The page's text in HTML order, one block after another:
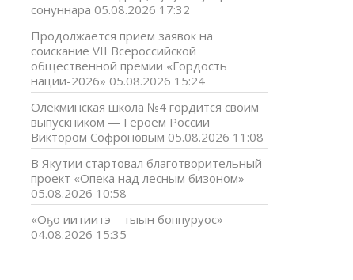
сонуннара 05.08.2026 17:32
Продолжается прием заявок на
соискание VII Всероссийской
общественной премии «Гордость
нации-2026» 05.08.2026 15:24
Олекминская школа №4 гордится своим
выпускником — Героем России
Виктором Софроновым 05.08.2026 11:08
В Якутии стартовал благотворительный
проект «Опека над лесным бизоном»
05.08.2026 10:58
«Оҕо иитиитэ – тыын боппуруос»
04.08.2026 15:35